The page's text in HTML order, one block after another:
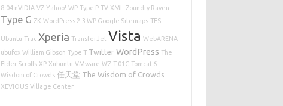
8.04 nVIDIA VZ Yahoo! WP Type P TV XML Zoundry Raven
Type G ZK WordPress 2.3 WP Google Sitemaps TES
Ubuntu Trac Xperia TransferJet Vista WebARENA
ubufox William Gibson Type T Twitter WordPress The
Elder Scrolls XP Xubuntu VMware WZ T-01C Tomcat 6
Wisdom of Crowds 任天堂 The Wisdom of Crowds
XEVIOUS Village Center